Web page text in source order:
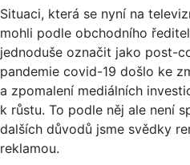
Situaci, která se nyní na
mohli podle obchodního
jednoduše označit jako post-
pandemie covid-19 došlo ke
a zpomalení mediálních
k růstu. To podle něj ale není
dalších důvodů jsme svědky
reklamou.